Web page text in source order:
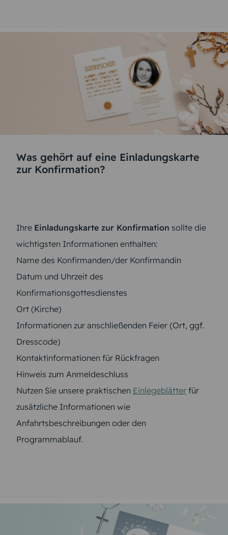
Was gehört auf eine Einladungskarte
zur Konfirmation?
Ihre Einladungskarte zur Konfirmation sollte die
wichtigsten Informationen enthalten:
Name des Konfirmanden/der Konfirmandin
Datum und Uhrzeit des
Konfirmationsgottesdienstes
Ort (Kirche)
Informationen zur anschließenden Feier (Ort, ggf.
Dresscode)
Kontaktinformationen für Rückfragen
Hinweis zum Anmeldeschluss
Nutzen Sie unsere praktischen Einlegeblätter für
zusätzliche Informationen wie
Anfahrtsbeschreibungen oder den
Programmablauf.